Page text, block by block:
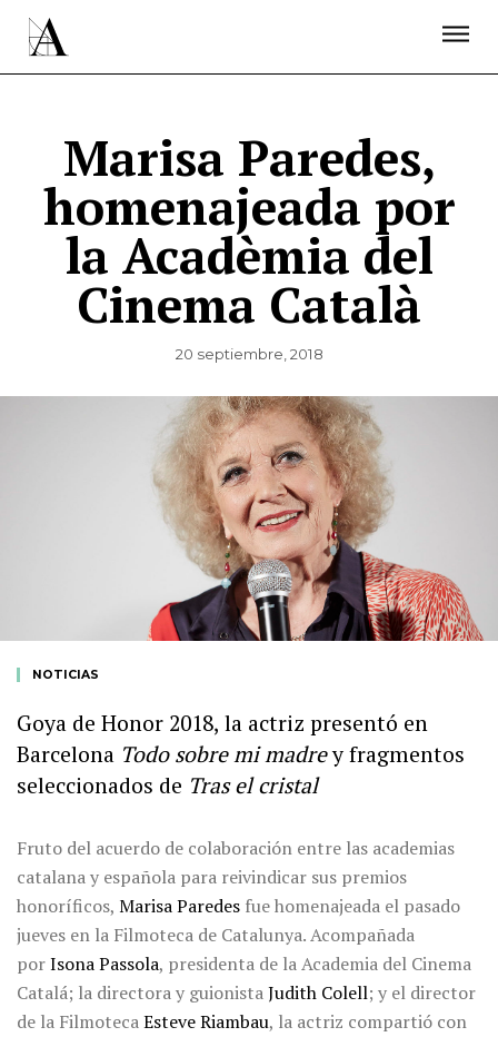
Marisa Paredes,
homenajeada por
la Acadèmia del
Cinema Català
20 septiembre, 2018
NOTICIAS
Goya de Honor 2018, la actriz presentó en
Barcelona Todo sobre mi madrey fragmentos
seleccionados de Tras el cristal
Fruto del acuerdo de colaboración entre las academias
catalana y española para reivindicar sus premios
honoríficos, Marisa Paredes fue homenajeada el pasado
jueves en la Filmoteca de Catalunya. Acompañada
porIsona Passola, presidenta de la Academia del Cinema
Catalá; la directora y guionistaJudith Colell; y el director
de la FilmotecaEsteve Riambau, la actriz compartió con
ÚNETE A LA ACADEMIA DE CINE
PRENSA
NEWSLETTER